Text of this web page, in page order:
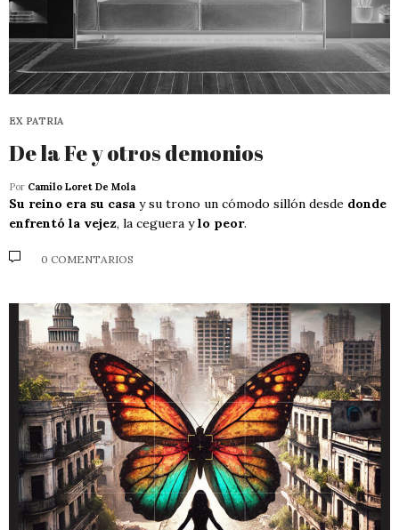
EX PATRIA
De la Fe y otros demonios
Por Camilo Loret De Mola
Su reino era su casa y su trono un cómodo sillón desde donde
enfrentó la vejez, la ceguera ylo peor.
0 COMENTARIOS